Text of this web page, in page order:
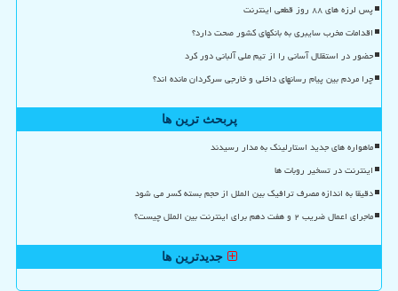
پس لرزه های ۸۸ روز قطعی اینترنت
اقدامات مخرب سایبری به بانکهای کشور صحت دارد؟
حضور در استقلال آسانی را از تیم ملی آلبانی دور کرد
چرا مردم بین پیام رسانهای داخلی و خارجی سرگردان مانده اند؟
پربحث ترین ها
ماهواره های جدید استارلینک به مدار رسیدند
اینترنت در تسخیر روبات ها
دقیقا به اندازه مصرف ترافیک بین الملل از حجم بسته کسر می شود
ماجرای اعمال ضریب ۲ و هفت دهم برای اینترنت بین الملل چیست؟
جدیدترین ها